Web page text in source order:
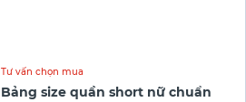
Tư vấn chọn mua
Bảng size quần short nữ chuẩn